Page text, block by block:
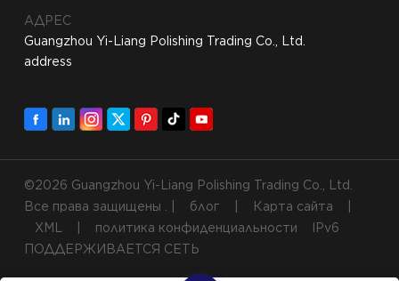
АДРЕС
Guangzhou Yi-Liang Polishing Trading Co., Ltd.
address
©2026 Guangzhou Yi-Liang Polishing Trading Co., Ltd.
Все права защищены . |
блог Карта сайта
XML
политика конфиденциальности
IPv6
ПОДДЕРЖИВАЕТСЯ СЕТЬ